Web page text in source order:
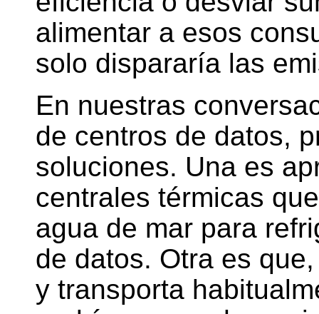
alimentar a esos
solo dispararía las
En nuestras
de centros de datos,
soluciones. Una es
centrales térmicas
agua de mar para
de datos. Otra es
y transporta